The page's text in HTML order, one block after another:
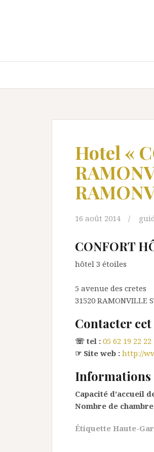
Hotel «
16 août 2014
CONFORT
hôtel 3 étoiles
5 avenue des cretes
31520 RAMONVILLE
Contacter
☏ tel : 05 62 19 22 22
☞ Site web : http://
Informations
Capacité d’accueil
Nombre de
Étiquette Haute-